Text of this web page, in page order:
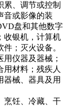
累、调节或控制
音或影像的装
盘和其他数字
收银机，计算机
；灭火设备。
仪器及器械；
材料；残疾人
器械、器具及用
烹饪、冷藏、干